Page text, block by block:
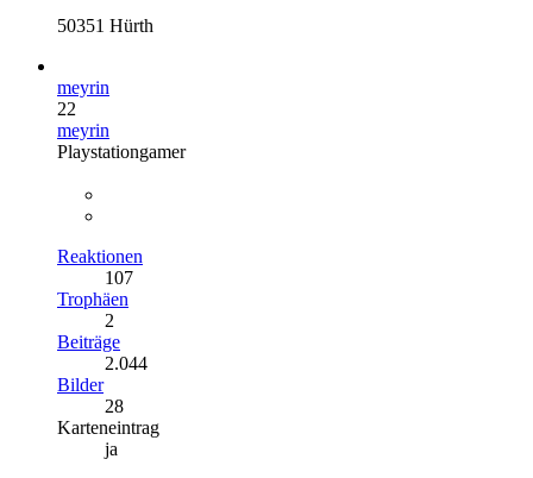
50351 Hürth
meyrin
22
meyrin
Playstationgamer
Reaktionen
107
Trophäen
2
Beiträge
2.044
Bilder
28
Karteneintrag
ja